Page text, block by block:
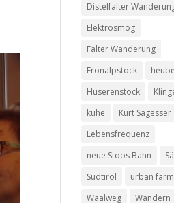
Distelfalter
Elektrosmog
Falter Wanderung
Fronalpstock
Huserenstock
kuhe
Kurt Sägesser
Lebensfrequenz
neue Stoos Bahn
Südtirol
urban
Waalweg
Wandern